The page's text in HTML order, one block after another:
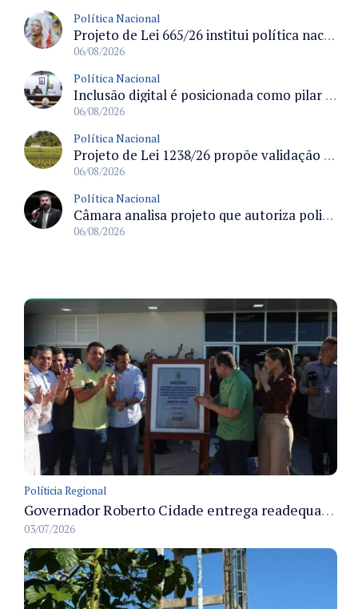
Política Nacional
Projeto de Lei 665/26 institui política nacional para prevenção ao transfeminicídio e prevê medidas de proteção e reparação
06/08/2026
Política Nacional
Inclusão digital é posicionada como pilar essencial da reurbanização de favelas e periferias
06/08/2026
Política Nacional
Projeto de Lei 1238/26 propõe validação automática do Cadastro Ambiental Rural para imóveis de até quatro módulos fiscais
06/08/2026
Política Nacional
Câmara analisa projeto que autoriza policiais civis embarcarem armados em aeronaves civis mediante regras
06/08/2026
Políticia Regional
Governador Roberto Cidade entrega readequação do ambulatório da FCecon e amplia capacidade de atendimento oncológico em Manaus
03/07/2026